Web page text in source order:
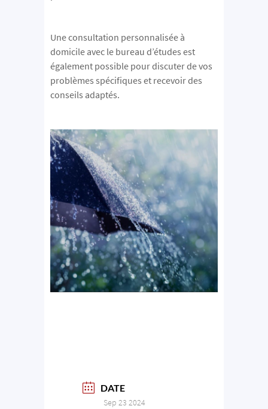
Une consultation personnalisée à
domicile avec le bureau d’études est
également possible pour discuter de vos
problèmes spécifiques et recevoir des
conseils adaptés.
DATE
Sep 23 2024